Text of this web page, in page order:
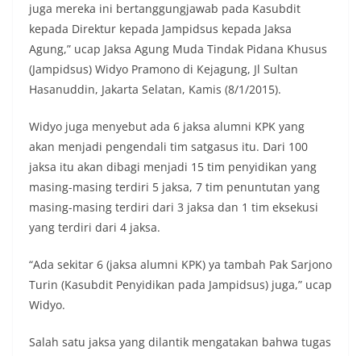
juga mereka ini bertanggungjawab pada Kasubdit
kepada Direktur kepada Jampidsus kepada Jaksa
Agung,” ucap Jaksa Agung Muda Tindak Pidana Khusus
(Jampidsus) Widyo Pramono di Kejagung, Jl Sultan
Hasanuddin, Jakarta Selatan, Kamis (8/1/2015).
Widyo juga menyebut ada 6 jaksa alumni KPK yang
akan menjadi pengendali tim satgasus itu. Dari 100
jaksa itu akan dibagi menjadi 15 tim penyidikan yang
masing-masing terdiri ‎5 jaksa, 7 tim penuntutan yang
masing-masing terdiri dari 3 jaksa dan 1 tim eksekusi
yang terdiri dari 4 jaksa.
“Ada sekitar 6 (jaksa alumni KPK) ya tambah Pak Sarjono
Turin (Kasubdit Penyidikan pada Jampidsus) juga,” ucap
Widyo.
Salah satu jaksa yang dilantik mengatakan bahwa tugas